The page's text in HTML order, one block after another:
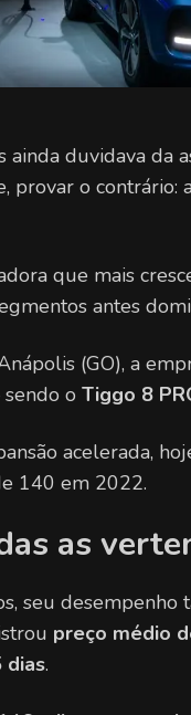
duvidava da
provar o contrário:
que mais
antes
(GO), a
sendo o Tiggo 8
acelerada,
140 em 2022.
as
seu
preço médio
dias.